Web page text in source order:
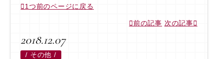
1つ前のページに戻る
前の記事 次の記事
2018.12.07
/ その他 /